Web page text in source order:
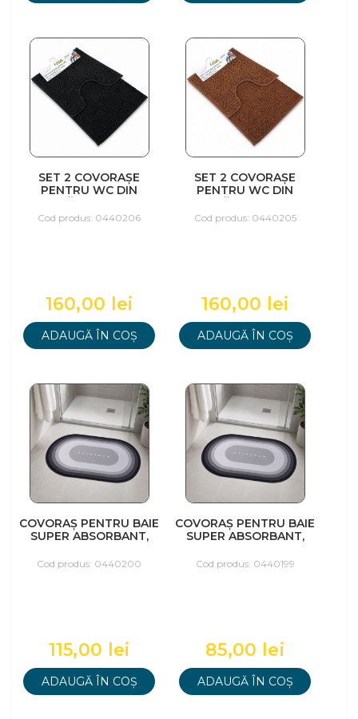
SET 2 COVORAȘE
PENTRU WC DIN
50X80 / 50X40, NEGRU
Cod produs: 0440206
160,00 lei
ADAUGĂ ÎN COȘ
SET 2 COVORAȘE
PENTRU WC DIN
50X80 / 50X40, MARO
Cod produs: 0440205
160,00 lei
ADAUGĂ ÎN COȘ
COVORAȘ PENTRU BAIE
SUPER ABSORBANT,
Cod produs: 0440200
115,00 lei
ADAUGĂ ÎN COȘ
COVORAȘ PENTRU BAIE
SUPER ABSORBANT,
Cod produs: 0440199
85,00 lei
ADAUGĂ ÎN COȘ